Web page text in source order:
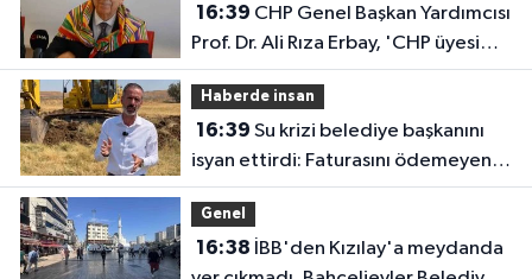
16:39
Prof. Dr. Ali Rıza Erbay, 'CHP üyesi
olmak inanç ister, emek ister, yürek
ister'
Haberde insan
16:39
isyan ettirdi: Faturasını ödemeyen
vatandaşlara böyle seslendi
Genel
16:38